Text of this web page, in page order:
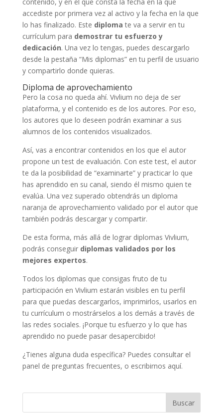
accediste por primera vez al activo y la fecha en la que
lo has finalizado. Este diploma te va a servir en tu
currículum para demostrar tu esfuerzo y
dedicación. Una vez lo tengas, puedes descargarlo
desde la pestaña “Mis diplomas” en tu perfil de usuario
y compartirlo donde quieras.
Diploma de aprovechamiento
Pero la cosa no queda ahí. Vivlium no deja de ser
plataforma, y el contenido es de los autores. Por eso,
los autores que lo deseen podrán examinar a sus
alumnos de los contenidos visualizados.
Así, vas a encontrar contenidos en los que el autor
propone un test de evaluación. Con este test, el autor
te da la posibilidad de “examinarte” y practicar lo que
has aprendido en su canal, siendo él mismo quien te
evalúa. Una vez superado obtendrás un diploma
naranja de aprovechamiento validado por el autor que
también podrás descargar y compartir.
De esta forma, más allá de lograr diplomas Vivlium,
podrás conseguir diplomas validados por los
mejores expertos.
Todos los diplomas que consigas fruto de tu
participación en Vivlium estarán visibles en tu perfil
para que puedas descargarlos, imprimirlos, usarlos en
tu currículum o mostrárselos a los demás a través de
las redes sociales. ¡Porque tu esfuerzo y lo que has
aprendido no puede pasar desapercibido!
¿Tienes alguna duda específica? Puedes consultar el
panel de preguntas frecuentes, o escribirnos aquí.